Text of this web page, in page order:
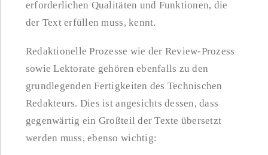
erforderlichen Qualitäten und Funktionen, die
der Text erfüllen muss, kennt.
Redaktionelle Prozesse wie der Review-Prozess
sowie Lektorate gehören ebenfalls zu den
grundlegenden Fertigkeiten des Technischen
Redakteurs. Dies ist angesichts dessen, dass
gegenwärtig ein Großteil der Texte übersetzt
werden muss, ebenso wichtig: